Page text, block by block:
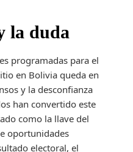
la duda
programadas para el
en Bolivia queda en
y la desconfianza
han convertido este
como la llave del
oportunidades
electoral, el